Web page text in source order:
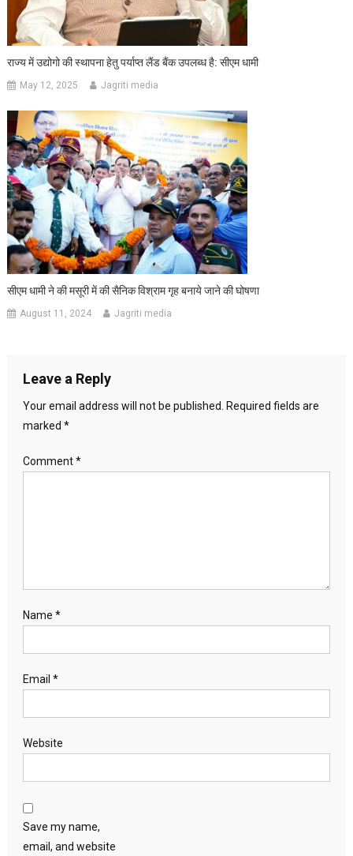
राज्य में उद्योगो की स्थापना हेतु पर्याप्त लैंड बैंक उपलब्ध है: सीएम धामी
May 12, 2025 Jagriti media
सीएम धामी ने की मसूरी में की सैनिक विश्राम गृह बनाये जाने की घोषणा
August 11, 2024 Jagriti media
Leave a Reply
Your email address will not be published.
Required fields are
marked *
Comment*
Name *
Email *
Website
Save my name,
email, and website